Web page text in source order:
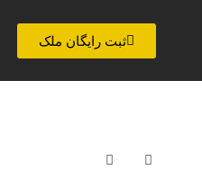
ثبت رایگان ملک